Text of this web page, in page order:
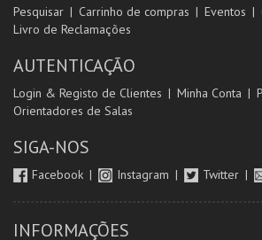
Pesquisar Carrinho de compras Eventos
Livro de Reclamações
AUTENTICAÇÃO
Login & Registo de Clientes Minha Conta
Orientadores de Salas
SIGA-NOS
Facebook Instagram Twitter
INFORMAÇÕES